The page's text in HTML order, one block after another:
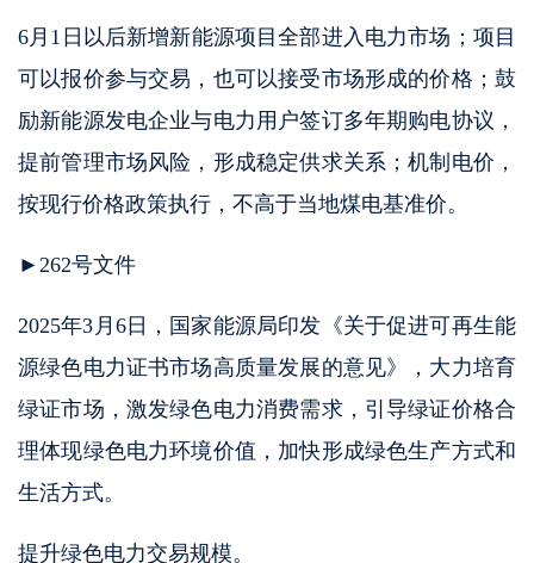
6月1日以后新增新能源项目全部进入电力市场；项目
可以报价参与交易，也可以接受市场形成的价格；鼓
励新能源发电企业与电力用户签订多年期购电协议，
提前管理市场风险，形成稳定供求关系；机制电价，
按现行价格政策执行，不高于当地煤电基准价。
►262号文件
2025年3月6日，国家能源局印发《关于促进可再生能
源绿色电力证书市场高质量发展的意见》，大力培育
绿证市场，激发绿色电力消费需求，引导绿证价格合
理体现绿色电力环境价值，加快形成绿色生产方式和
生活方式。
提升绿色电力交易规模。